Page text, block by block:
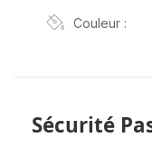
Couleur :
Sécurité